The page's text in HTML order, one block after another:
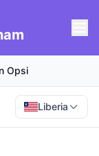
Opsi
Liberia